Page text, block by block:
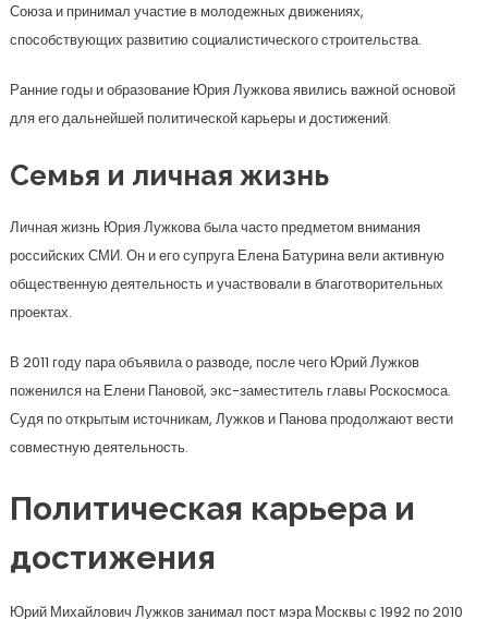
Союза и принимал участие в молодежных движениях,
способствующих развитию социалистического строительства.
Ранние годы и образование Юрия Лужкова явились важной основой
для его дальнейшей политической карьеры и достижений.
Семья и личная жизнь
Личная жизнь Юрия Лужкова была часто предметом внимания
российских СМИ. Он и его супруга Елена Батурина вели активную
общественную деятельность и участвовали в благотворительных
проектах.
В 2011 году пара объявила о разводе, после чего Юрий Лужков
поженился на Елени Пановой, экс-заместитель главы Роскосмоса.
Судя по открытым источникам, Лужков и Панова продолжают вести
совместную деятельность.
Политическая карьера и
достижения
Юрий Михайлович Лужков занимал пост мэра Москвы с 1992 по 2010